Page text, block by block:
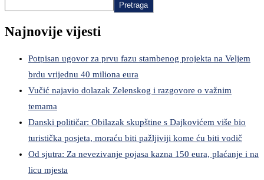
Pretraga
Najnovije vijesti
Potpisan ugovor za prvu fazu stambenog projekta na Veljem
brdu vrijednu 40 miliona eura
Vučić najavio dolazak Zelenskog i razgovore o važnim
temama
Danski političar: Obilazak skupštine s Dajkovićem više bio
turistička posjeta, moraću biti pažljiviji kome ću biti vodič
Od sjutra: Za nevezivanje pojasa kazna 150 eura, plaćanje i na
licu mjesta